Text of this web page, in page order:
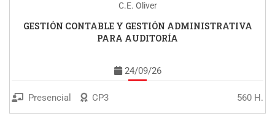
C.E. Oliver
GESTIÓN CONTABLE Y GESTIÓN ADMINISTRATIVA
PARA AUDITORÍA
24/09/26
Presencial CP3 560 H.